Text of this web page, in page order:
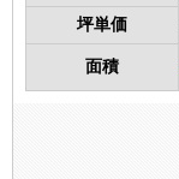
坪単価
面積